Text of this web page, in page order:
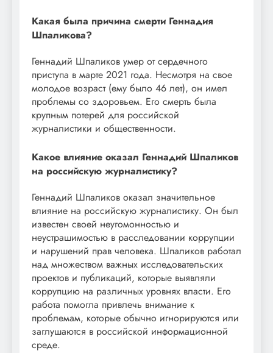
Какая была причина смерти Геннадия
Шпаликова?
Геннадий Шпаликов умер от сердечного
приступа в марте 2021 года. Несмотря на свое
молодое возраст (ему было 46 лет), он имел
проблемы со здоровьем. Его смерть была
крупным потерей для российской
журналистики и общественности.
Какое влияние оказал Геннадий Шпаликов
на российскую журналистику?
Геннадий Шпаликов оказал значительное
влияние на российскую журналистику. Он был
известен своей неугомонностью и
неустрашимостью в расследовании коррупции
и нарушений прав человека. Шпаликов работал
над множеством важных исследовательских
проектов и публикаций, которые выявляли
коррупцию на различных уровнях власти. Его
работа помогла привлечь внимание к
проблемам, которые обычно игнорируются или
заглушаются в российской информационной
среде.